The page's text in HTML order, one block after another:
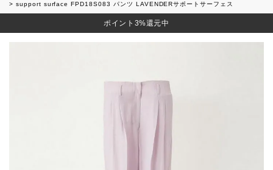
support surface FPD18S083 パンツ LAVENDERサポートサーフェス
ポイント3%還元中